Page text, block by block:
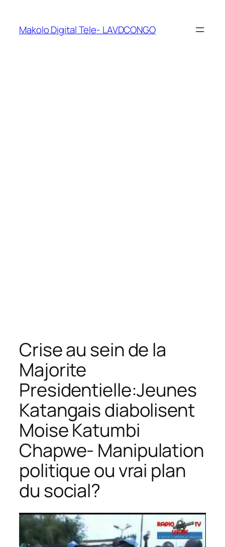
Makolo Digital Tele- LAVDCONGO
Crise au sein de la
Majorite
Presidentielle:Jeunes
Katangais diabolisent
Moise Katumbi
Chapwe- Manipulation
politique ou vrai plan
du social?